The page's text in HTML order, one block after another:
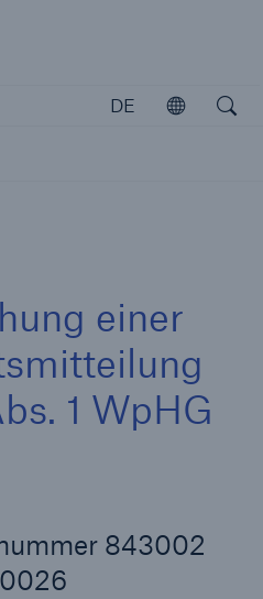
DE
Öffnen
einer
1 WpHG
843002